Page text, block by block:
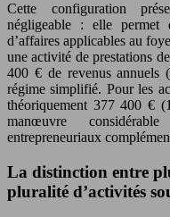
Cette configuration
négligeable : elle
d’affaires applicables au
une activité de prestations
400 € de revenus
régime simplifié. Pour les
théoriquement 377 400 €
manœuvre
entrepreneuriaux
La distinction entre
pluralité d’activités